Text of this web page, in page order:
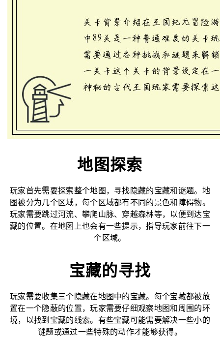
地图探索
玩家首先需要探索整个地图，寻找隐藏的宝藏和谜题。地
图被分为几个区域，每个区域都有不同的景色和障碍物。
玩家需要跳过河流、攀爬山脉、穿越森林等，以便到达宝
藏的位置。在地图上也会有一些提示，指导玩家前往下一
个区域。
宝藏的寻找
玩家需要收集三个隐藏在地图中的宝藏。每个宝藏都被放
置在一个隐蔽的位置，玩家需要仔细观察地图和周围的环
境，以找到宝藏的线索。有些宝藏可能需要解决一些小的
谜题或通过一些特殊的动作才能够获得。